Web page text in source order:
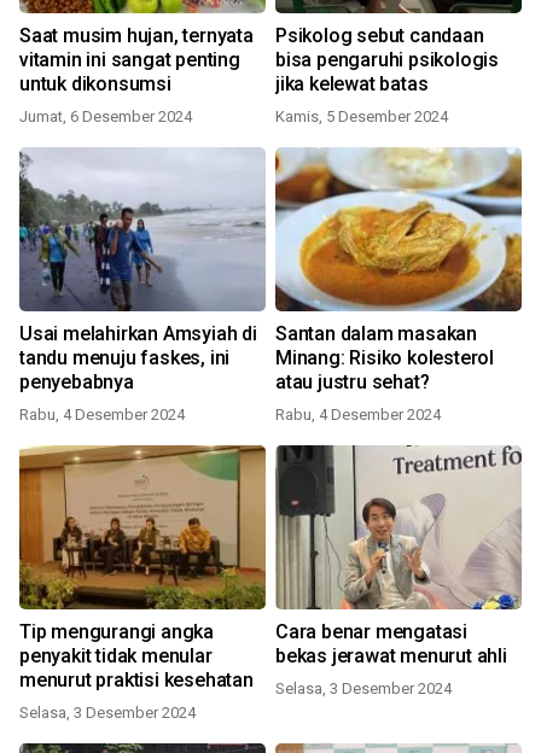
Saat musim hujan, ternyata
vitamin ini sangat penting
untuk dikonsumsi
Jumat, 6 Desember 2024
Psikolog sebut candaan
bisa pengaruhi psikologis
jika kelewat batas
Kamis, 5 Desember 2024
Usai melahirkan Amsyiah di
tandu menuju faskes, ini
penyebabnya
Rabu, 4 Desember 2024
Santan dalam masakan
Minang: Risiko kolesterol
atau justru sehat?
Rabu, 4 Desember 2024
Tip mengurangi angka
penyakit tidak menular
menurut praktisi kesehatan
Selasa, 3 Desember 2024
Cara benar mengatasi
bekas jerawat menurut ahli
Selasa, 3 Desember 2024